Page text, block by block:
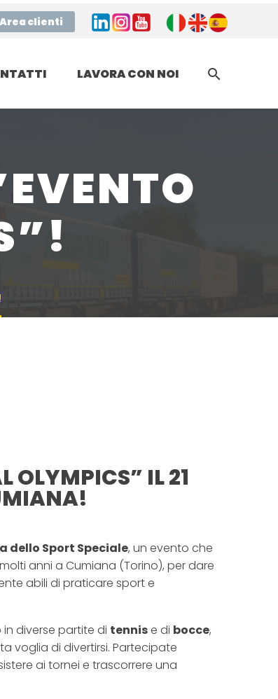
Area clienti
LAVORA CON NOI
OLYMPICS” IL 21
dello Sport Speciale, un evento che
anni a Cumiana (Torino), per dare
abili di praticare sport e
diverse partite di tennise di bocce,
voglia di divertirsi. Partecipate
ai tornei e trascorrere una